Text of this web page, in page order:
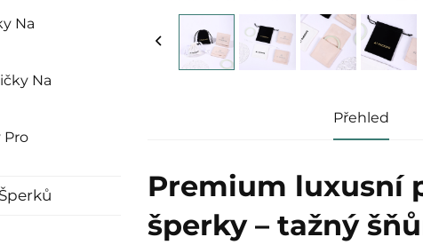
Na
Na
Pro
Přehled
Premium luxusní
šperky – tažný